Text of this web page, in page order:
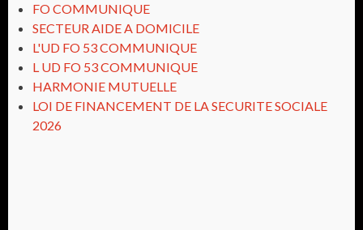
FO COMMUNIQUE
SECTEUR AIDE A DOMICILE
L'UD FO 53 COMMUNIQUE
L UD FO 53 COMMUNIQUE
HARMONIE MUTUELLE
LOI DE FINANCEMENT DE LA SECURITE SOCIALE
2026